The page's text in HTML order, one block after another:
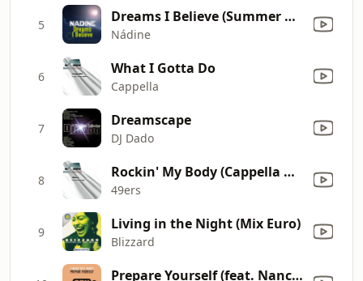
5 Dreams I Believe (Summer Mix)
Nádine
6 What I Gotta Do
Cappella
7 Dreamscape
DJ Dado
8 Rockin' My Body (Cappella Mix)
49ers
9 Living in the Night (Mix Euro)
Blizzard
Prepare Yourself (feat. Nancy) [Full E-Xtended Mix]